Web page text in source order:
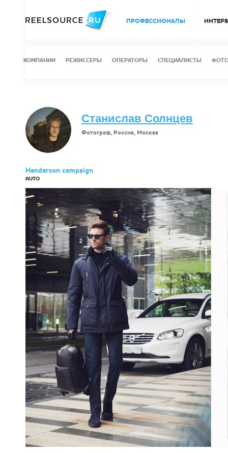
ПРОФЕССИОНАЛЫ
КОМПАНИИ РЕЖИССЕРЫ ОПЕРАТОРЫ СПЕЦИАЛИСТЫ
Станислав Солнцев
Фотограф, Россия, Москва
Henderson campaign
AUTO